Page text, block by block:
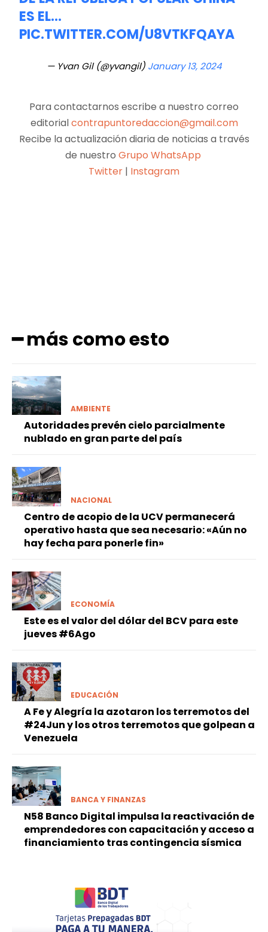
ES EL…
PIC.TWITTER.COM/U8VTKFQAYA
— Yvan Gil (@yvangil) January 13, 2024
Para contactarnos escribe a nuestro correo
editorialcontrapuntoredaccion@gmail.com
Recibe la actualización diaria de noticias a través
de nuestro Grupo WhatsApp
Twitter | Instagram
━ más como esto
AMBIENTE
Autoridades prevén cielo parcialmente
nublado en gran parte del país
NACIONAL
Centro de acopio de la UCV permanecerá
operativo hasta que sea necesario: «Aún no
hay fecha para ponerle fin»
ECONOMÍA
Este es el valor del dólar del BCV para este
jueves #6Ago
EDUCACIÓN
A Fe y Alegría la azotaron los terremotos del
#24Jun y los otros terremotos que golpean a
Venezuela
BANCA Y FINANZAS
N58 Banco Digital impulsa la reactivación de
emprendedores con capacitación y acceso a
financiamiento tras contingencia sísmica